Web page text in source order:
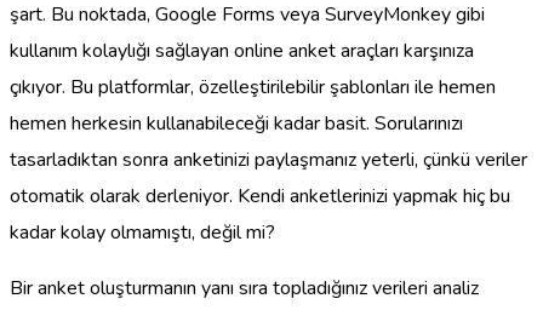
şart. Bu noktada, Google Forms veya SurveyMonkey gibi
kullanım kolaylığı sağlayan online anket araçları karşınıza
çıkıyor. Bu platformlar, özelleştirilebilir şablonları ile hemen
hemen herkesin kullanabileceği kadar basit. Sorularınızı
tasarladıktan sonra anketinizi paylaşmanız yeterli, çünkü veriler
otomatik olarak derleniyor. Kendi anketlerinizi yapmak hiç bu
kadar kolay olmamıştı, değil mi?
Bir anket oluşturmanın yanı sıra topladığınız verileri analiz